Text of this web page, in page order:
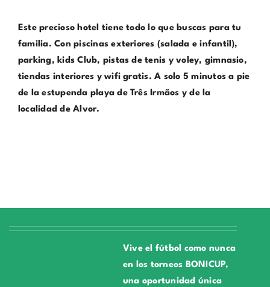
Este precioso hotel tiene todo lo que buscas para tu
familia. Con piscinas exteriores (salada e infantil),
parking, kids Club, pistas de tenis y voley, gimnasio,
tiendas interiores y wifi gratis. A solo 5 minutos a pie
de la estupenda playa de Três Irmãos y de la
localidad de Alvor.
Vive el fútbol como nunca
en los torneos BONICUP,
una oportunidad única